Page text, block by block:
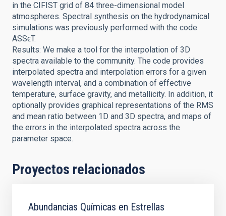
in the CIFIST grid of 84 three-dimensional model
atmospheres. Spectral synthesis on the hydrodynamical
simulations was previously performed with the code
ASSϵT.
Results: We make a tool for the interpolation of 3D
spectra available to the community. The code provides
interpolated spectra and interpolation errors for a given
wavelength interval, and a combination of effective
temperature, surface gravity, and metallicity. In addition, it
optionally provides graphical representations of the RMS
and mean ratio between 1D and 3D spectra, and maps of
the errors in the interpolated spectra across the
parameter space.
Proyectos relacionados
Abundancias Químicas en Estrellas